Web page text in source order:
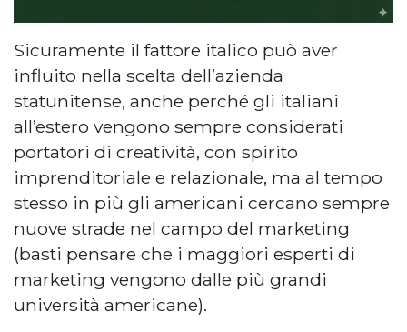
Sicuramente il fattore italico può aver
influito nella scelta dell’azienda
statunitense, anche perché gli italiani
all’estero vengono sempre considerati
portatori di creatività, con spirito
imprenditoriale e relazionale, ma al tempo
stesso in più gli americani cercano sempre
nuove strade nel campo del marketing
(basti pensare che i maggiori esperti di
marketing vengono dalle più grandi
università americane).